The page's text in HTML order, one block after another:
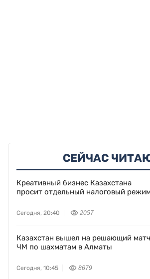
СЕЙЧАС
Креативный бизнес Казахстана
просит отдельный налоговый режим
Сегодня, 20:40 2057
Казахстан вышел на решающий матч
ЧМ по шахматам в Алматы
Сегодня, 10:45 8679